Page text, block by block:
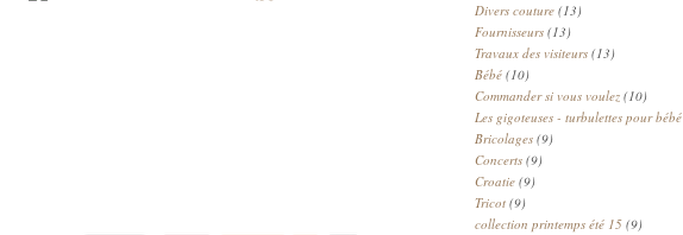
Divers couture (13)
Fournisseurs (13)
Travaux des visiteurs (13)
Bébé (10)
Commander si vous voulez (10)
Les gigoteuses - turbulettes pour bébé
Bricolages (9)
Concerts (9)
Croatie (9)
Tricot (9)
collection printemps été 15 (9)